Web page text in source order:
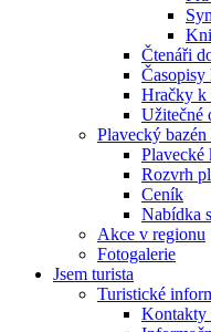
Čtenáři
Hračky k
Užitečné
Plavecký
Plavecké
Rozvrh
Ceník
Nabídka
Akce v regionu
Fotogalerie
Jsem turista
Turistické
Kontakty